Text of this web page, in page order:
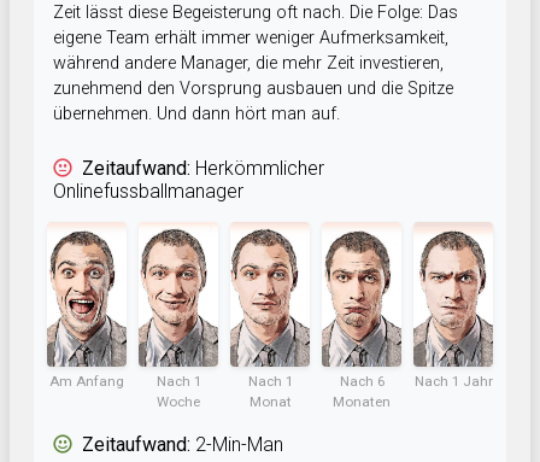
Zeit lässt diese Begeisterung oft nach. Die Folge: Das
eigene Team erhält immer weniger Aufmerksamkeit,
während andere Manager, die mehr Zeit investieren,
zunehmend den Vorsprung ausbauen und die Spitze
übernehmen. Und dann hört man auf.
Zeitaufwand: Herkömmlicher
Onlinefussballmanager
Am Anfang
Nach 1
Woche
Nach 1
Monat
Nach 6
Monaten
Nach 1 Jahr
Zeitaufwand: 2-Min-Man